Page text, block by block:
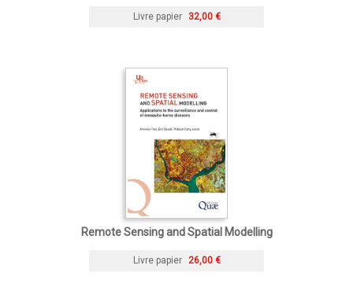
Livre papier 32,00 €
Remote Sensing and Spatial Modelling
Livre papier 26,00 €